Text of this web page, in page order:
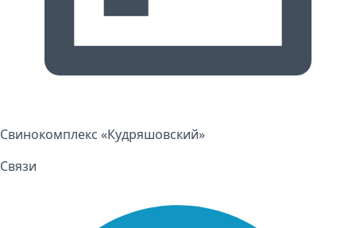
Свинокомплекс «Кудряшовский»
Связи